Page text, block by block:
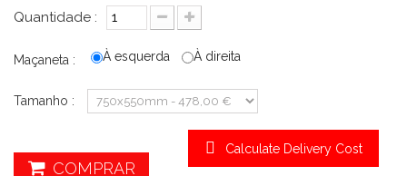
Quantidade :
Maçaneta : À esquerda À direita
Tamanho :
Calculate Delivery Cost
COMPRAR